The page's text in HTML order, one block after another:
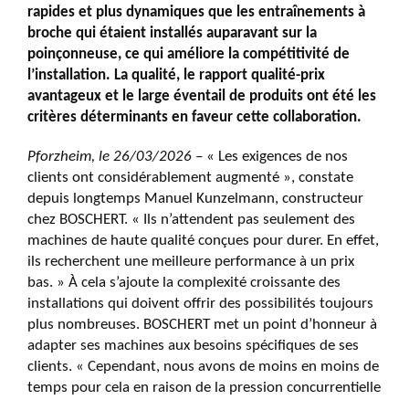
rapides et plus dynamiques que les entraînements à
broche qui étaient installés auparavant sur la
poinçonneuse, ce qui améliore la compétitivité de
l’installation. La qualité, le rapport qualité-prix
avantageux et le large éventail de produits ont été les
critères déterminants en faveur cette collaboration.
Pforzheim, le 26/03/2026 – « Les exigences de nos
clients ont considérablement augmenté », constate
depuis longtemps Manuel Kunzelmann, constructeur
chez BOSCHERT. « Ils n’attendent pas seulement des
machines de haute qualité conçues pour durer. En effet,
ils recherchent une meilleure performance à un prix
bas. » À cela s’ajoute la complexité croissante des
installations qui doivent offrir des possibilités toujours
plus nombreuses. BOSCHERT met un point d’honneur à
adapter ses machines aux besoins spécifiques de ses
clients. « Cependant, nous avons de moins en moins de
temps pour cela en raison de la pression concurrentielle